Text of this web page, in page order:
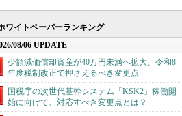
ワイトペーパーランキング
08/06 UPDATE
少額減価償却資産が40万円未満へ拡大、令和8
年度税制改正で押さえるべき変更点
国税庁の次世代基幹システム「KSK2」稼働開
始に向けて、対応すべき変更点とは？